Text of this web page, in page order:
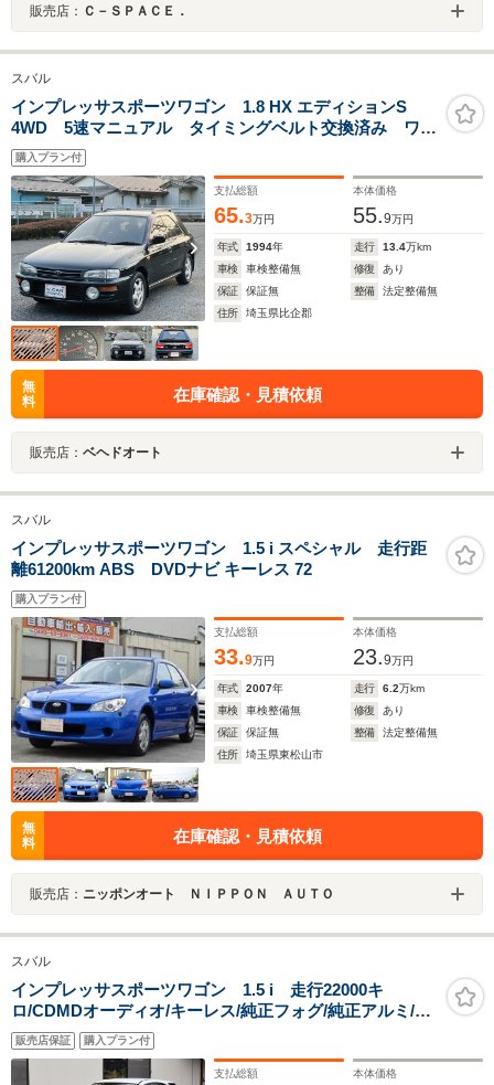
販売店： Ｃ－ＳＰＡＣＥ．
スバル
インプレッサスポーツワゴン 1.8 HX エディションS
4WD 5速マニュアル タイミングベルト交換済み ワン
オ-ナ- NARDIハンドル
購入プラン付
支払総額
65.3万円
本体価格
55.9万円
年式 1994年 走行 13.4万km
車検
車検整備無 修復
あり
保証
保証無 整備
法定整備無
住所
埼玉県比企郡
無
料
在庫確認・見積依頼
販売店： ベヘドオート
スバル
インプレッサスポーツワゴン 1.5 i スペシャル 走行距
離61200km ABS DVDナビ キーレス 72
購入プラン付
支払総額
33.9万円
本体価格
23.9万円
年式 2007年 走行 6.2万km
車検
車検整備無 修復
あり
保証
保証無 整備
法定整備無
住所
埼玉県東松山市
無
料
在庫確認・見積依頼
販売店： ニッポンオート ＮＩＰＰＯＮ ＡＵＴＯ
スバル
インプレッサスポーツワゴン 1.5 i 走行22000キ
ロ/CDMDオーディオ/キーレス/純正フォグ/純正アルミ/リ
ア5面スモークガラス/後期型
販売店保証 購入プラン付
支払総額 本体価格